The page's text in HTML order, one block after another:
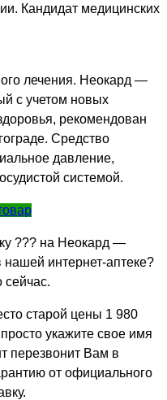
Кандидат медицинских
лечения. Неокард —
с учетом новых
рекомендован
Средство
давление,
системой.
??? на Неокард —
интернет-аптеке?
сейчас.
старой цены 1 980
укажите свое имя
перезвонит Вам в
от официального